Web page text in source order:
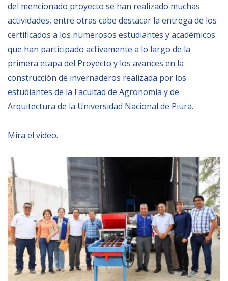
Para las empresas
Registro de proveedores
Contratos/Acuerdos/Grant
NEWSLETTER
del mencionado proyecto se han realizado muchas
actividades, entre otras cabe destacar la entrega de los
certificados a los numerosos estudiantes y académicos
que han participado activamente a lo largo de la
primera etapa del Proyecto y los avances en la
construcción de invernaderos realizada por los
estudiantes de la Facultad de Agronomía y de
Arquitectura de la Universidad Nacional de Piura.
Mira el video.